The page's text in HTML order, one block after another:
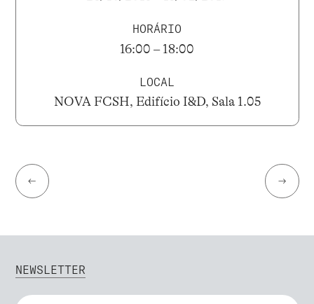
HORÁRIO
16:00 – 18:00
LOCAL
NOVA FCSH, Edifício I&D, Sala 1.05
← →
NEWSLETTER